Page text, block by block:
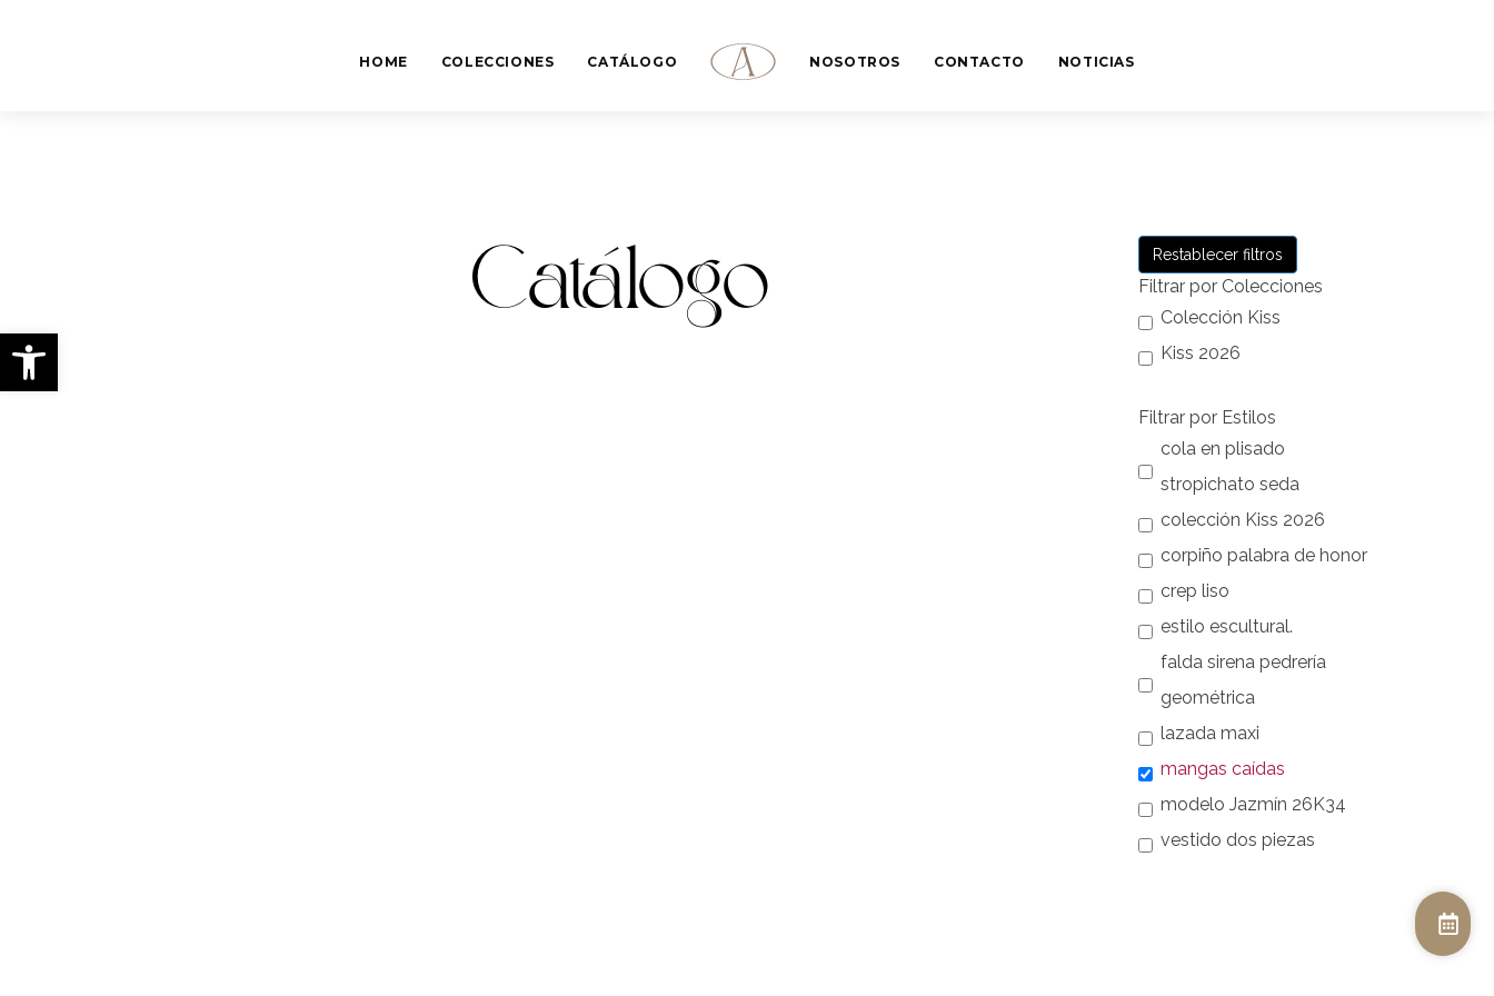
Abrir barra de herramientas
HOME COLECCIONES CATÁLOGO NOSOTROS CONTACTO NOTICIAS
Catálogo Restablecer filtros
Filtrar por Colecciones
Colección Kiss
Kiss 2026
Filtrar por Estilos
cola en plisado
stropichato seda
colección Kiss 2026
corpiño palabra de honor
crep liso
estilo escultural.
falda sirena pedrería
geométrica
lazada maxi
mangas caídas
modelo Jazmín 26K34
vestido dos piezas